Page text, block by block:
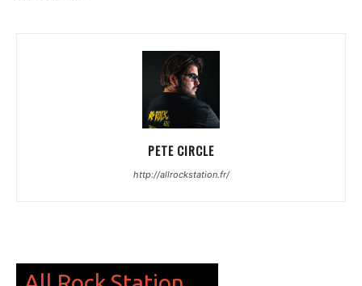
PETE CIRCLE
http://allrockstation.fr/